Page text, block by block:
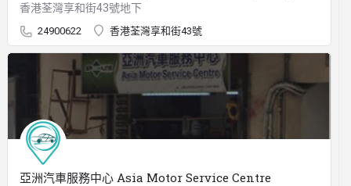
香港荃灣享和街43號地下
24900622 香港荃灣享和街43號
亞洲汽車服務中心 Asia Motor Service Centre